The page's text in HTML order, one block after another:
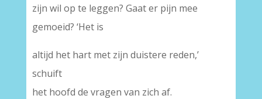
zijn wil op te leggen? Gaat er pijn mee
gemoeid? ‘Het is
altijd het hart met zijn duistere reden,’
schuift
het hoofd de vragen van zich af.